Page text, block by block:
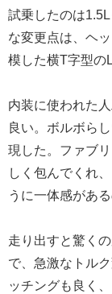
試乗したのは
な変更点は、ヘ
模した横T字型の
内装に使われた
良い。ボルボら
現した。ファブ
しく包んでくれ
うに一体感がある
走り出すと驚く
で、急激なトル
ッチングも良く